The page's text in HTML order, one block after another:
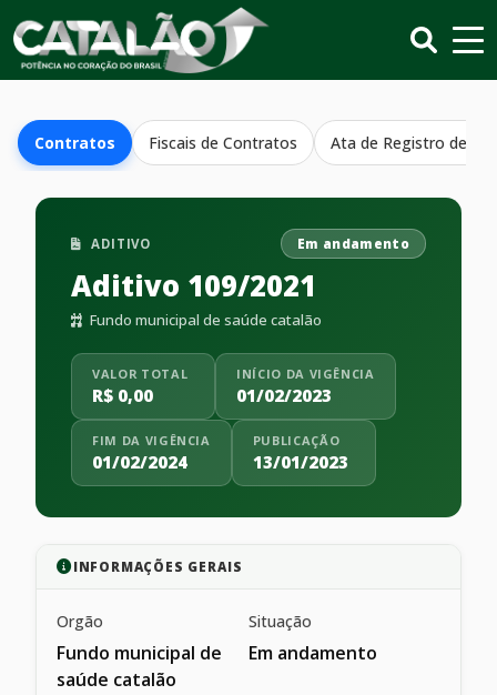
Contratos Fiscais de Contratos Ata de Registro de
ADITIVO Em andamento
Aditivo 109/2021
Fundo municipal de saúde catalão
VALOR TOTAL
R$ 0,00
INÍCIO DA VIGÊNCIA
01/02/2023
FIM DA VIGÊNCIA
01/02/2024
PUBLICAÇÃO
13/01/2023
INFORMAÇÕES GERAIS
Orgão
Fundo municipal de
saúde catalão
Situação
Em andamento